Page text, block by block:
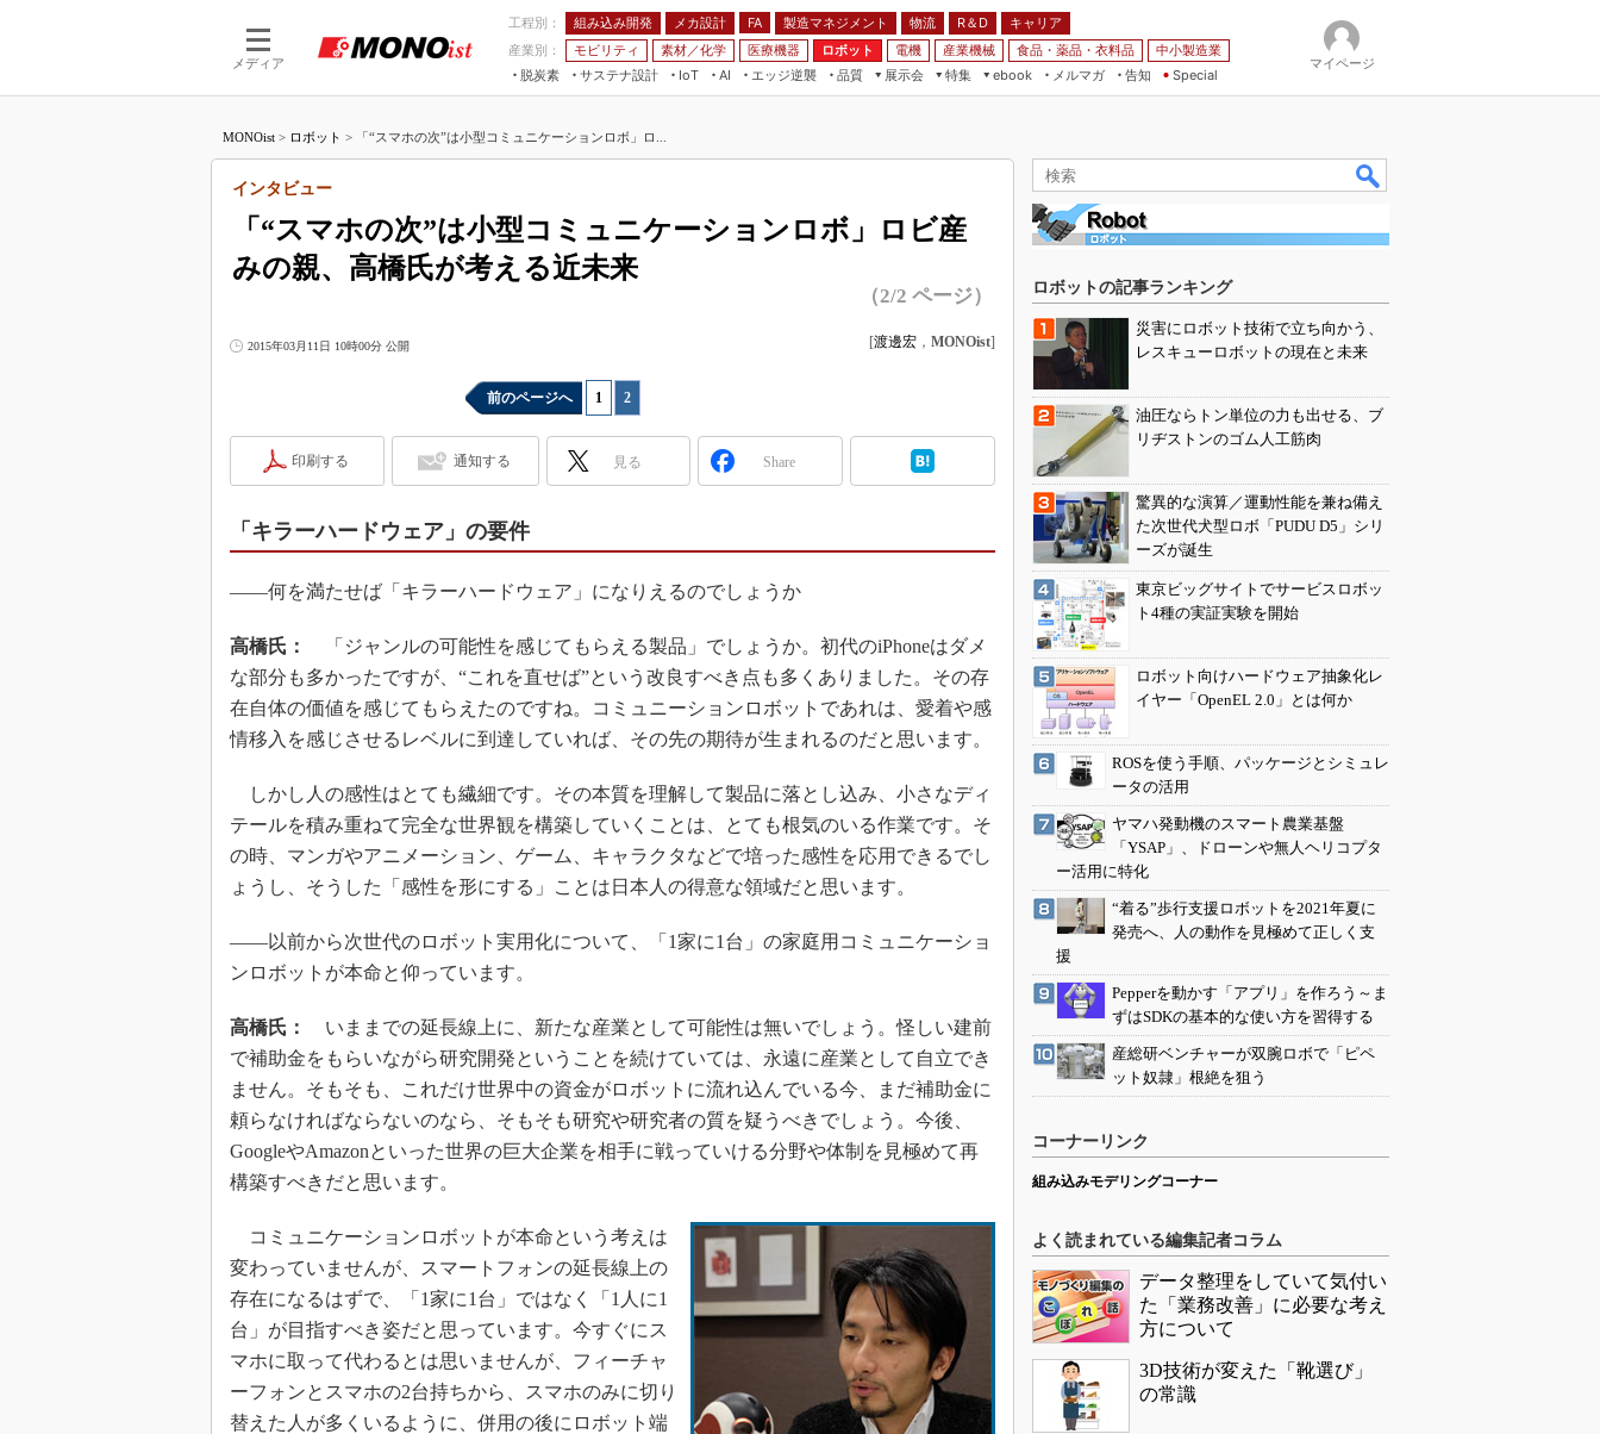
メディア
工程別： 組み込み開発 メカ設計 FA 製造マネジメント 物流 R＆D
キャリア
産業別：
モビリティ 素材／化学 医療機器 ロボット 電機 産業機械 食品・薬品・衣料品
中小製造業
脱炭素
サステナ設計
IoT
つながる工場
AI
AI×設備保全
エッジ逆襲 品質
展示会
JIMTOF
IIFES
日本ものづくりワールド
産業オープンネット展
特集
ISO26262
インダストリー4.0
イノベーション
製造業ビッグデータ
植物工場
知財マネジメント
制御セキュリティ
ebook
メルマガ
告知 Special
マイページ
MONOist > ロボット > 「“スマホの次”は小型コミュニケーションロボ」ロ...
「“スマホの次”は小型コミュニケーションロボ」ロビ産
みの親、高橋氏が考える近未来
インタビュー
（2/2 ページ）
2015年03月11日 10時00分 公開 [渡邊宏 ， MONOist]
前のページへ 1 2
印刷する 通知する 見る Share
「キラーハードウェア」の要件
――何を満たせば「キラーハードウェア」になりえるのでしょうか
高橋氏：
「ジャンルの可能性を感じてもらえる製品」でしょうか。初代のiPhoneはダメ
な部分も多かったですが、“これを直せば”という改良すべき点も多くありました。その存
在自体の価値を感じてもらえたのですね。コミュニーションロボットであれは、愛着や感
情移入を感じさせるレベルに到達していれば、その先の期待が生まれるのだと思います。
しかし人の感性はとても繊細です。その本質を理解して製品に落とし込み、小さなディ
テールを積み重ねて完全な世界観を構築していくことは、とても根気のいる作業です。そ
の時、マンガやアニメーション、ゲーム、キャラクタなどで培った感性を応用できるでし
ょうし、そうした「感性を形にする」ことは日本人の得意な領域だと思います。
――以前から次世代のロボット実用化について、「1家に1台」の家庭用コミュニケーショ
ンロボットが本命と仰っています。
高橋氏：
いままでの延長線上に、新たな産業として可能性は無いでしょう。怪しい建前
で補助金をもらいながら研究開発ということを続けていては、永遠に産業として自立でき
ません。そもそも、これだけ世界中の資金がロボットに流れ込んでいる今、まだ補助金に
頼らなければならないのなら、そもそも研究や研究者の質を疑うべきでしょう。今後、
GoogleやAmazonといった世界の巨大企業を相手に戦っていける分野や体制を見極めて再
構築すべきだと思います。
コミュニケーションロボットが本命という考えは
変わっていませんが、スマートフォンの延長線上の
存在になるはずで、「1家に1台」ではなく「1人に1
台」が目指すべき姿だと思っています。今すぐにス
マホに取って代わるとは思いませんが、フィーチャ
ーフォンとスマホの2台持ちから、スマホのみに切り
替えた人が多くいるように、併用の後にロボット端
ロボットの記事ランキング
災害にロボット技術で立ち向かう、
レスキューロボットの現在と未来
油圧ならトン単位の力も出せる、ブ
リヂストンのゴム人工筋肉
驚異的な演算／運動性能を兼ね備え
た次世代犬型ロボ「PUDU D5」シリ
ーズが誕生
東京ビッグサイトでサービスロボッ
ト4種の実証実験を開始
ロボット向けハードウェア抽象化レ
イヤー「OpenEL 2.0」とは何か
ROSを使う手順、パッケージとシミュレ
ータの活用
ヤマハ発動機のスマート農業基盤
「YSAP」、ドローンや無人ヘリコプタ
ー活用に特化
“着る”歩行支援ロボットを2021年夏に
発売へ、人の動作を見極めて正しく支
援
Pepperを動かす「アプリ」を作ろう～ま
ずはSDKの基本的な使い方を習得する
産総研ベンチャーが双腕ロボで「ピペ
ット奴隷」根絶を狙う
コーナーリンク
組み込みモデリングコーナー
よく読まれている編集記者コラム
データ整理をしていて気付い
た「業務改善」に必要な考え
方について
3D技術が変えた「靴選び」
の常識